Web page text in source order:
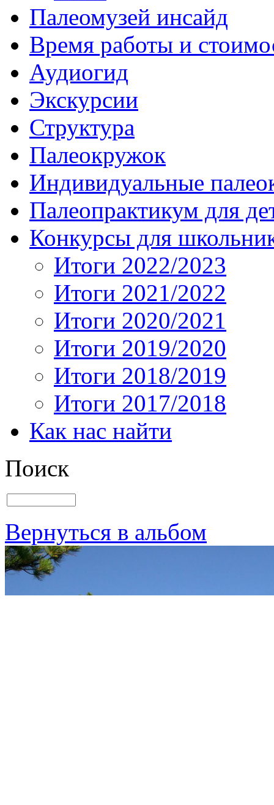
Палеомузей инсайд
Время работы и
Аудиогид
Экскурсии
Структура
Палеокружок
Индивидуальные
Палеопрактикум для
Конкурсы для
Итоги 2022/2023
Итоги 2021/2022
Итоги 2020/2021
Итоги 2019/2020
Итоги 2018/2019
Итоги 2017/2018
Как нас найти
Поиск
Вернуться в альбом